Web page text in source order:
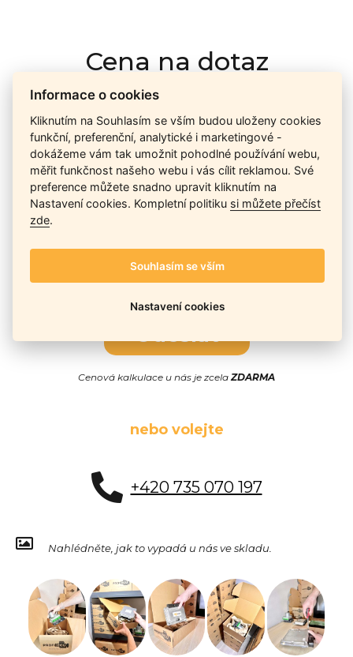
Cena na dotaz
Ceny závisí na množství kusů skladem, dostupnosti náhrad,
výkonnosti a atypičnosti daného modelu. Pokusíme se
nabídnout aktuálněnejlepší cenu, a Vy si vyberete, co je pro
Vás nejvýhodnější.
Telefon / Email
Odeslat
Cenová kalkulace u nás je zcelaZDARMA
nebo volejte
+420 735 070 197
Nahlédněte, jak to vypadá u nás ve skladu.
Informace o cookies
Kliknutím na Souhlasím se vším budou uloženy cookies
funkční, preferenční, analytické i marketingové -
dokážeme vám tak umožnit pohodlné používání webu,
měřit funkčnost našeho webu i vás cílit reklamou. Své
preference můžete snadno upravit kliknutím na
Nastavení cookies. Kompletní politiku si můžete přečíst
zde.
Souhlasím se vším
Nastavení cookies